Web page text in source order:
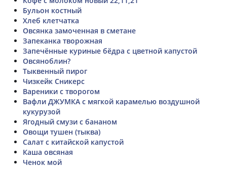
Бульон костный
Хлеб клетчатка
Овсянка замоченная в сметане
Запеканка творожная
Запечённые куриные бёдра с цветной капустой
Овсяноблин?
Тыквенный пирог
Чизкейк Сникерс
Вареники с творогом
Вафли ДЖУМКА с мягкой карамелью воздушной
кукурузой
Ягодный смузи с бананом
Овощи тушен (тыква)
Салат с китайской капустой
Каша овсяная
Ченок мой